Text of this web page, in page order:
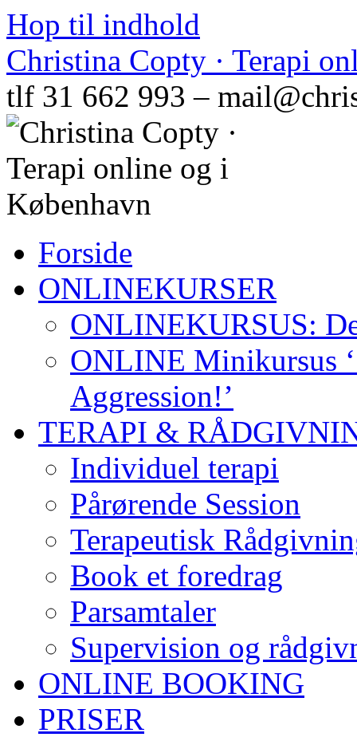
Hop til indhold
Christina Copty · Terapi
tlf 31 662 993 –
Forside
ONLINEKURSER
ONLINEKURSUS:
ONLINE Minikursus
Aggression!’
TERAPI &
Individuel terapi
Pårørende Session
Terapeutisk
Book et foredrag
Parsamtaler
Supervision og
ONLINE BOOKING
PRISER